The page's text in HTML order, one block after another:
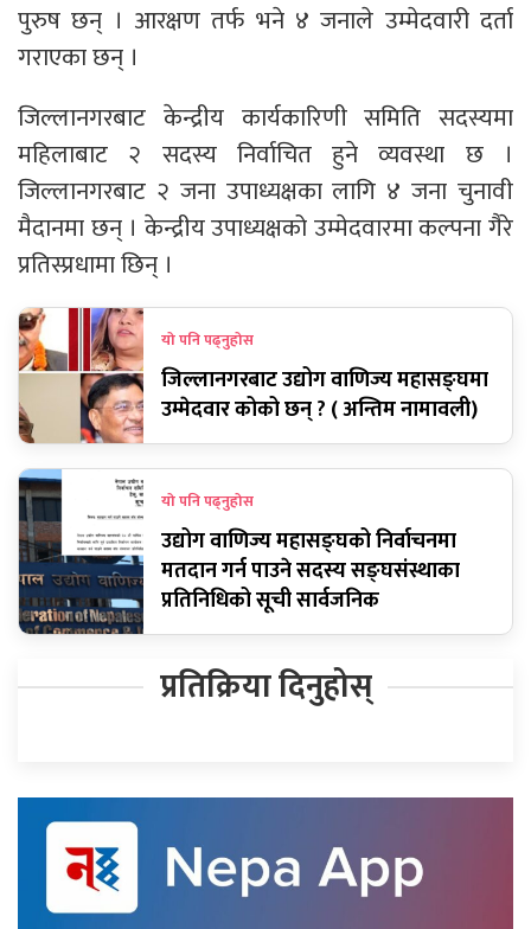
पुरुष छन् । आरक्षण तर्फ भने ४ जनाले उम्मेदवारी दर्ता
गराएका छन् ।
जिल्लानगरबाट केन्द्रीय कार्यकारिणी समिति सदस्यमा
महिलाबाट २ सदस्य निर्वाचित हुने व्यवस्था छ ।
जिल्लानगरबाट २ जना उपाध्यक्षका लागि ४ जना चुनावी
मैदानमा छन् । केन्द्रीय उपाध्यक्षको उम्मेदवारमा कल्पना गैरे
प्रतिस्प्रधामा छिन् ।
यो पनि पढ्नुहोस
जिल्लानगरबाट उद्योग वाणिज्य महासङ्घमा
उम्मेदवार कोको छन् ? ( अन्तिम नामावली)
यो पनि पढ्नुहोस
उद्योग वाणिज्य महासङ्घको निर्वाचनमा
मतदान गर्न पाउने सदस्य सङ्घसंस्थाका
प्रतिनिधिको सूची सार्वजनिक
प्रतिक्रिया दिनुहोस्